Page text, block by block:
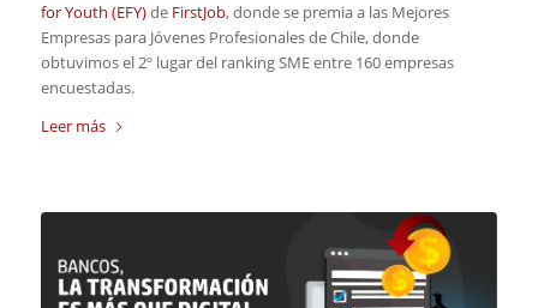
for Youth (EFY)de FirstJob, donde se premia a las Mejores
Empresas para Jóvenes Profesionales de Chile, donde
obtuvimos el 2º lugar del ranking SME entre 160 empresas
encuestadas.
Leer más